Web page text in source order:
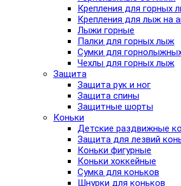
Крепления для горных
Крепления для лыж на
Лыжи горные
Палки для горных лыж
Сумки для
Чехлы для горных лыж
Защита
Защита рук и ног
Защита спины
Защитные шорты
Коньки
Детские раздвижные
Защита для лезвий
Коньки фигурные
Коньки хоккейные
Сумка для коньков
Шнурки для коньков